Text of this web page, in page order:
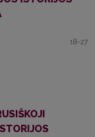
18-27